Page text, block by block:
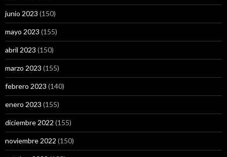
junio 2023 (150)
mayo 2023 (155)
abril 2023 (150)
marzo 2023 (155)
febrero 2023 (140)
enero 2023 (155)
diciembre 2022 (155)
noviembre 2022 (150)